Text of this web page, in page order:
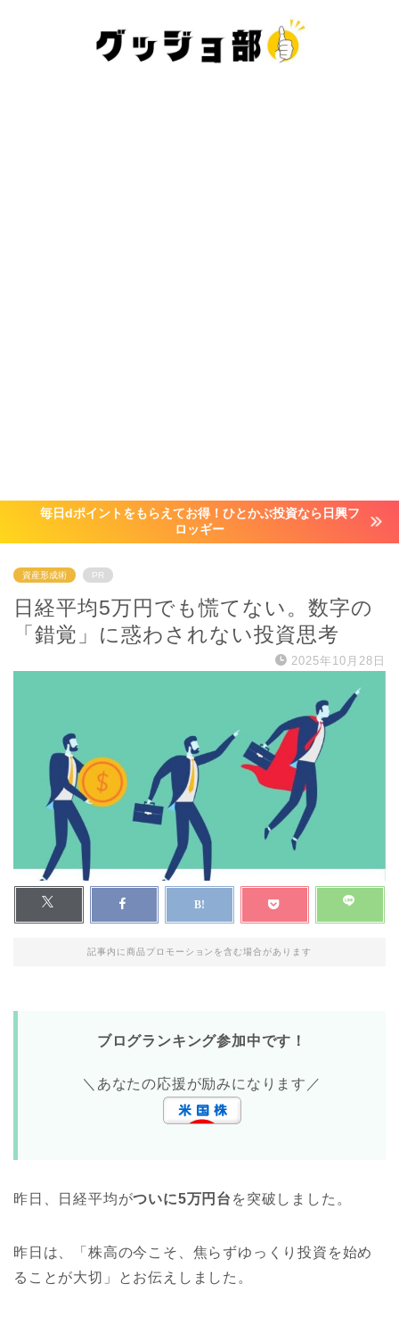
毎日dポイントをもらえてお得！ひとかぶ投資なら日興フ
ロッギー
資産形成術 PR
日経平均5万円でも慌てない。数字の
「錯覚」に惑わされない投資思考
2025年10月28日
記事内に商品プロモーションを含む場合があります
ブログランキング参加中です！
＼あなたの応援が励みになります／
昨日、日経平均がついに5万円台 を突破しました。
昨日は、「株高の今こそ、焦らずゆっくり投資を始め
ることが大切」とお伝えしました。